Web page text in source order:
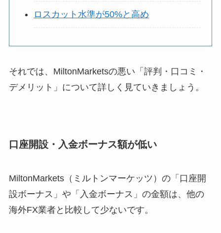
ロスカット水準が50%と高め
それでは、MiltonMarketsの悪い「評判・口コミ・
デメリット」について詳しく見ていきましょう。
口座開設・入金ボーナス額が低い
MiltonMarkets（ミルトンマーケッツ）の「口座開
設ボーナス」や「入金ボーナス」の金額は、他の
海外FX業者と比較して少ないです。